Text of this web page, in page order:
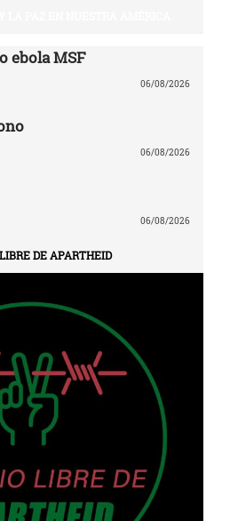
ebola MSF
06/08/2026
06/08/2026
06/08/2026
DE APARTHEID